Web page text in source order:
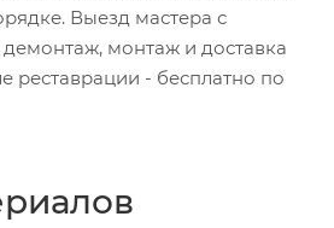
Выезд мастера с
монтаж и доставка
реставрации - бесплатно по